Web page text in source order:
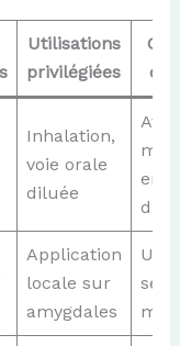
Utilisations
privilégiées
Inhalation,
voie orale
diluée
Avis
en
Application
locale sur
amygdales